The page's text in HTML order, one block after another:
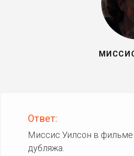
Ответ:
Миссис Уилсон в фильме
дубляжа.